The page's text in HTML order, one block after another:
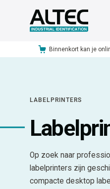
Binnenkort kan je
LABELPRINTERS
Op zoek naar
labelprinters zijn
compacte desktop